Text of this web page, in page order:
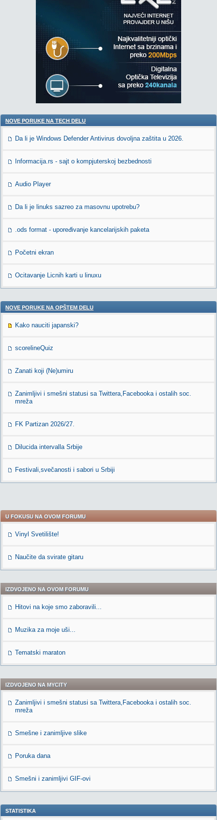
NOVE PORUKE NA TECH DELU
Da li je Windows Defender Antivirus dovoljna zaštita u 2026.
Informacija.rs - sajt o kompjuterskoj bezbednosti
Audio Player
Da li je linuks sazreo za masovnu upotrebu?
.ods format - upoređivanje kancelarijskih paketa
Početni ekran
Ocitavanje Licnih karti u linuxu
NOVE PORUKE NA OPŠTEM DELU
Kako nauciti japanski?
scorelineQuiz
Zanati koji (Ne)umiru
Zanimljivi i smešni statusi sa Twittera,Facebooka i ostalih soc.
mreža
FK Partizan 2026/27.
Dilucida intervalla Srbije
Festivali,svečanosti i sabori u Srbiji
U FOKUSU NA OVOM FORUMU
Vinyl Svetilište!
Naučite da svirate gitaru
IZDVOJENO NA OVOM FORUMU
Hitovi na koje smo zaboravili...
Muzika za moje uši...
Tematski maraton
IZDVOJENO NA MYCITY
Zanimljivi i smešni statusi sa Twittera,Facebooka i ostalih soc.
mreža
Smešne i zanimljive slike
Poruka dana
Smešni i zanimljivi GIF-ovi
STATISTIKA